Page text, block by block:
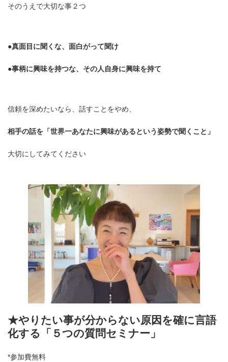
そのうえで大切な事２つ
●真面目に聞くな、面白がって聞け
●事柄に興味を持つな、その人自身に興味を持て
信頼を深めたいなら、話すことをやめ、
相手の話を「世界一あなたに興味があるという姿勢で聞くこと」
大切にしてみてください
★やりたい事が分からない原因を確に言語
化する「５つの質問セミナー」
*参加費無料